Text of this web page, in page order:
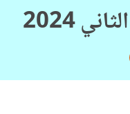
2024